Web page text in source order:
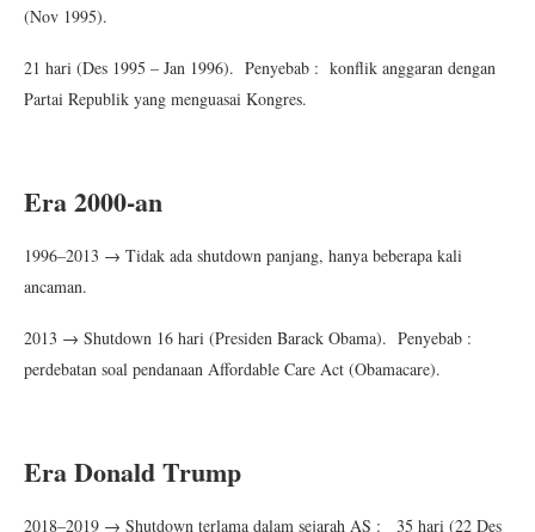
(Nov 1995).
21 hari (Des 1995 – Jan 1996). Penyebab : konflik anggaran dengan
Partai Republik yang menguasai Kongres.
Era 2000-an
1996–2013 → Tidak ada shutdown panjang, hanya beberapa kali
ancaman.
2013 → Shutdown 16 hari (Presiden Barack Obama). Penyebab :
perdebatan soal pendanaan Affordable Care Act (Obamacare).
Era Donald Trump
2018–2019 → Shutdown terlama dalam sejarah AS : 35 hari (22 Des